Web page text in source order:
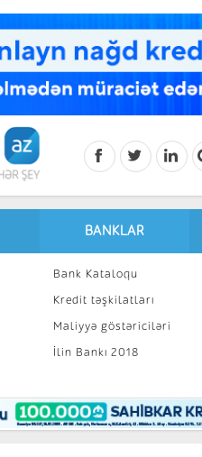
BANKLAR
Bank Kataloqu
Kredit təşkilatları
Maliyyə göstəriciləri
İlin Bankı 2018